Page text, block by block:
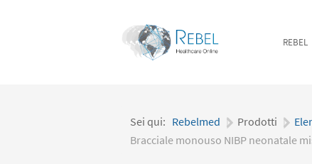
REBEL
Sei qui: Rebelmed | Prodotti |
Bracciale monouso NIBP neonatale